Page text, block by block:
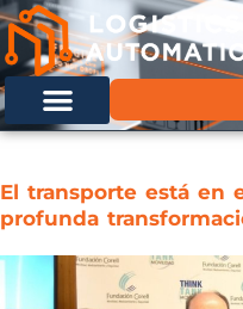
El transporte está en
profunda